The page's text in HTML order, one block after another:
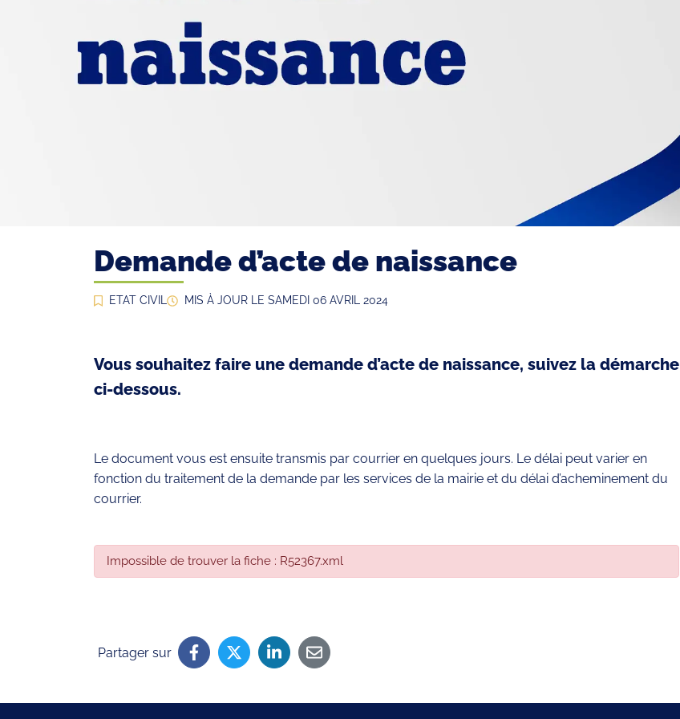
Demande d’acte de naissance
ETAT CIVIL MIS À JOUR LE SAMEDI 06 AVRIL 2024
Vous souhaitez faire une demande d’acte de naissance, suivez la démarche
ci-dessous.
Le document vous est ensuite transmis par courrier en quelques jours. Le délai peut varier en
fonction du traitement de la demande par les services de la mairie et du délai d’acheminement du
courrier.
Impossible de trouver la fiche : R52367.xml
Partager sur